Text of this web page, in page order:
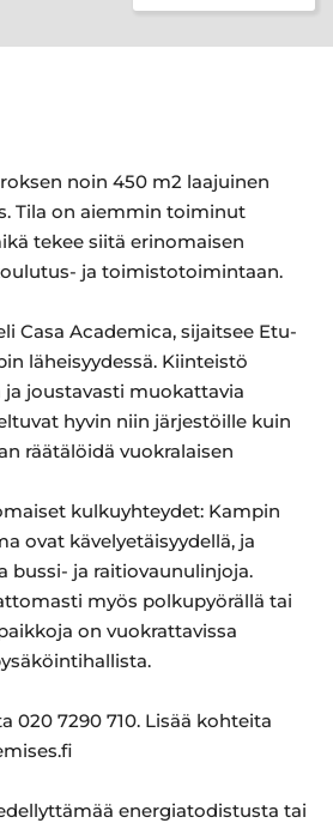
noin 450 m2 laajuinen
Tila on aiemmin toiminut
tekee siitä erinomaisen
ja toimistotoimintaan.
Casa Academica, sijaitsee Etu-
läheisyydessä. Kiinteistö
joustavasti muokattavia
hyvin niin järjestöille kuin
räätälöidä vuokralaisen
kulkuyhteydet: Kampin
ovat kävelyetäisyydellä, ja
bussi- ja raitiovaunulinjoja.
myös polkupyörällä tai
on vuokrattavissa
020 7290 710. Lisää kohteita
energiatodistusta tai